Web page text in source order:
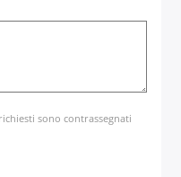
sono contrassegnati